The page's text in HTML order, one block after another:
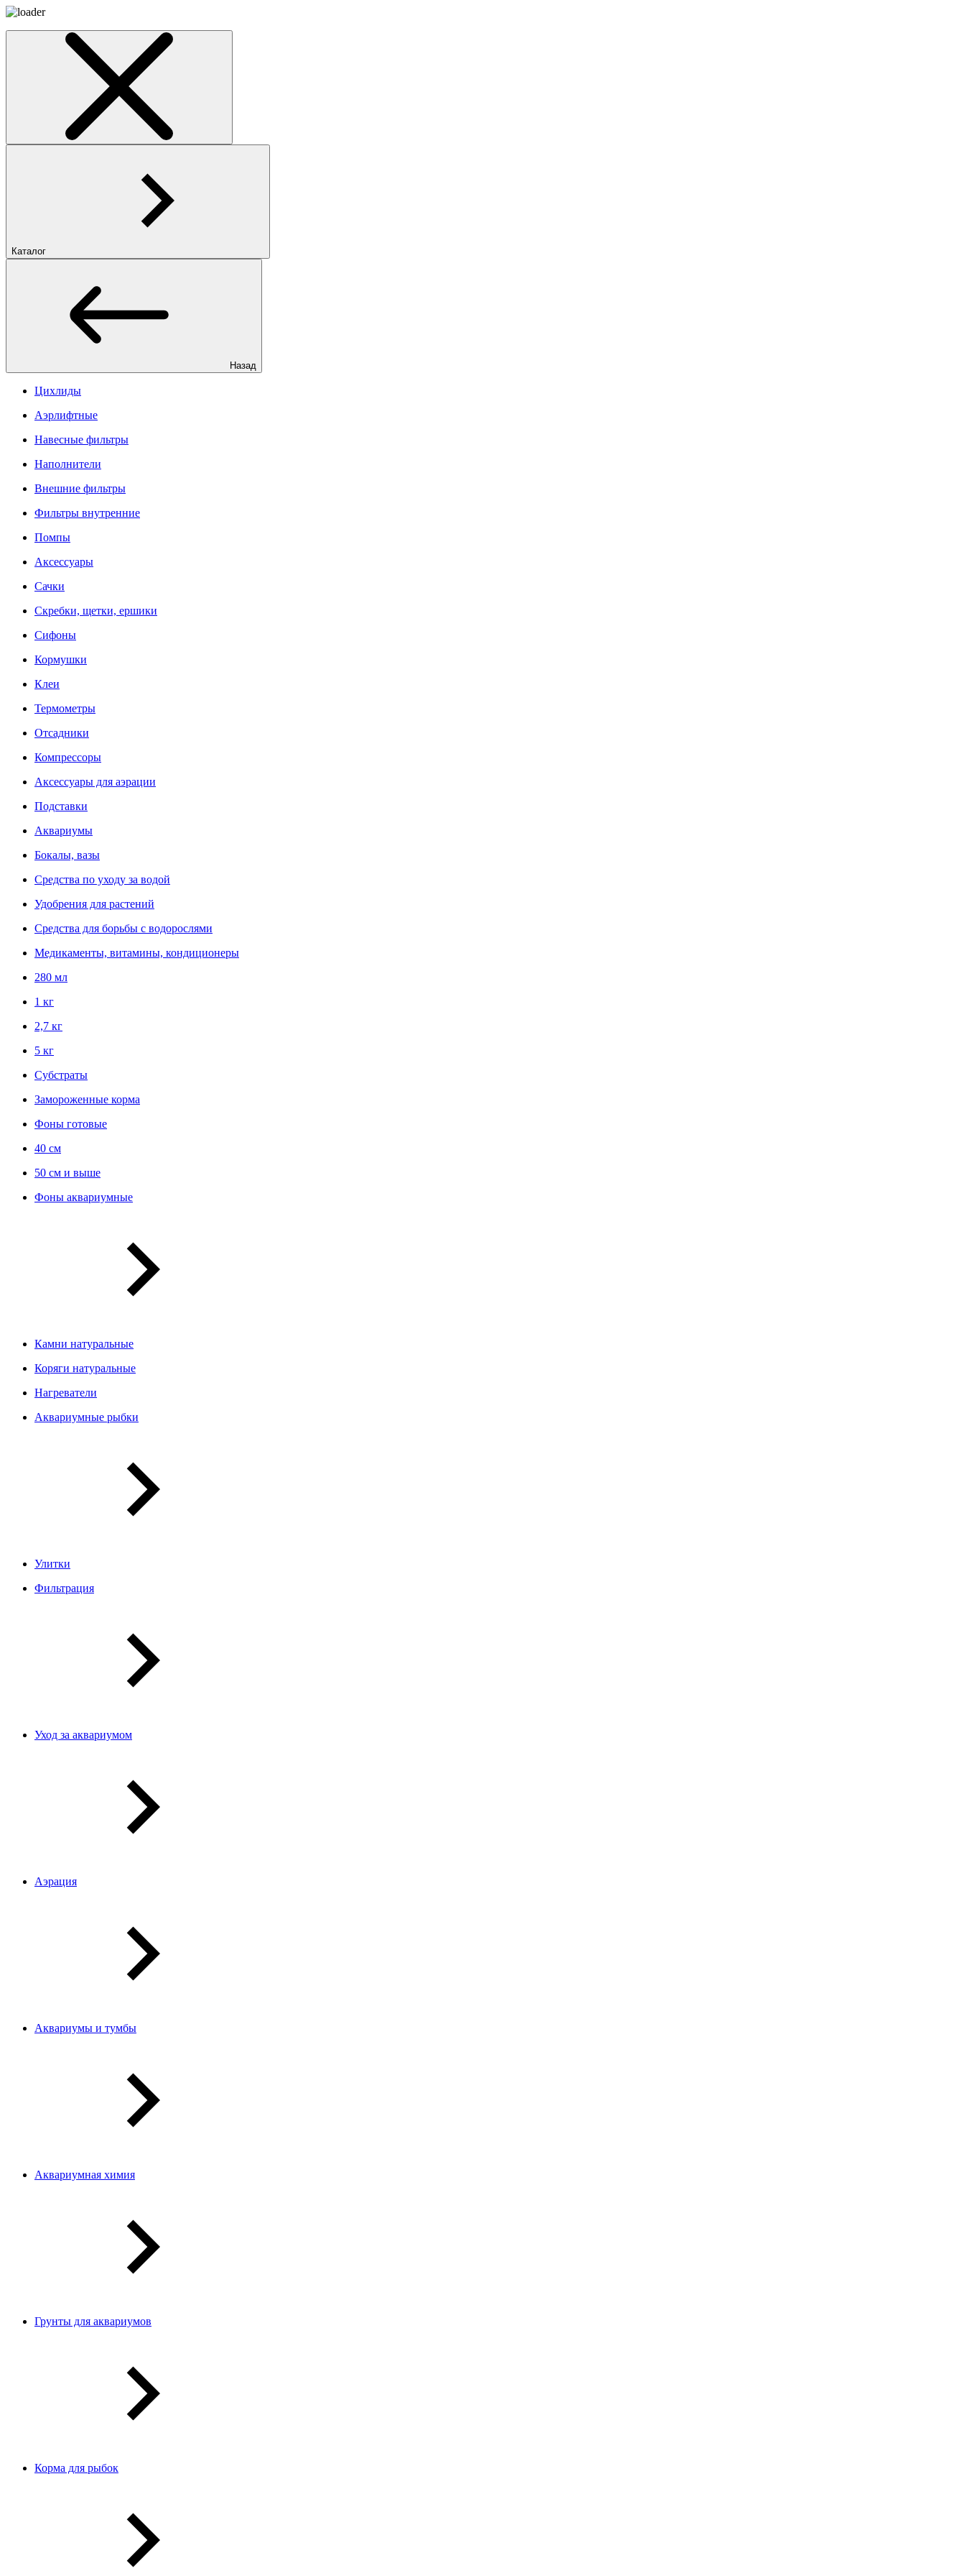
Каталог
Назад
Цихлиды
Аэрлифтные
Навесные фильтры
Наполнители
Внешние фильтры
Фильтры внутренние
Помпы
Аксессуары
Сачки
Скребки, щетки, ершики
Сифоны
Кормушки
Клеи
Термометры
Отсадники
Компрессоры
Аксессуары для аэрации
Подставки
Аквариумы
Бокалы, вазы
Средства по уходу за водой
Удобрения для растений
Средства для борьбы с водорослями
Медикаменты, витамины, кондиционеры
280 мл
1 кг
2,7 кг
5 кг
Субстраты
Замороженные корма
Фоны готовые
40 см
50 см и выше
Фоны аквариумные
Камни натуральные
Коряги натуральные
Нагреватели
Аквариумные рыбки
Улитки
Фильтрация
Уход за аквариумом
Аэрация
Аквариумы и тумбы
Аквариумная химия
Грунты для аквариумов
Корма для рыбок